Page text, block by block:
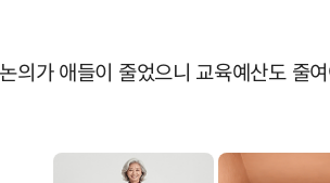
가 애들이 줄었으니 교육예산도 줄